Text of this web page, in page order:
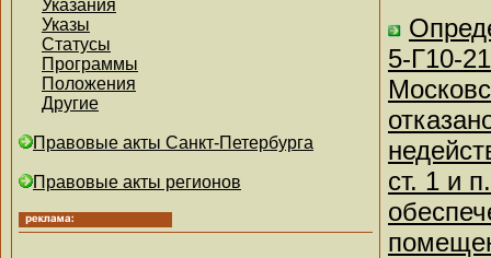
Указания
Указы
Статусы
Программы
Положения
Другие
Правовые акты Санкт-Петербурга
Правовые акты регионов
5-Г10-
ст. 1 и